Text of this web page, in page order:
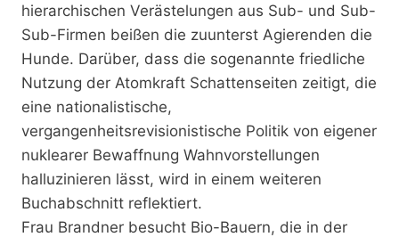
hierarchischen Verästelungen aus Sub- und Sub-
Sub-Firmen beißen die zuunterst Agierenden die
Hunde. Darüber, dass die sogenannte friedliche
Nutzung der Atomkraft Schattenseiten zeitigt, die
eine nationalistische,
vergangenheitsrevisionistische Politik von eigener
nuklearer Bewaffnung Wahnvorstellungen
halluzinieren lässt, wird in einem weiteren
Buchabschnitt reflektiert.
Frau Brandner besucht Bio-Bauern, die in der